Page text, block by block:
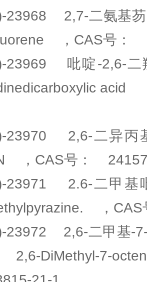
23968 2,7-二氨
，CAS号：
23969 吡啶-2,6-
acid
23970 2,6-二异
，CAS号：
23971 2.6-二甲
，
23972 2,6-二甲基-
2,6-DiMethyl-7-